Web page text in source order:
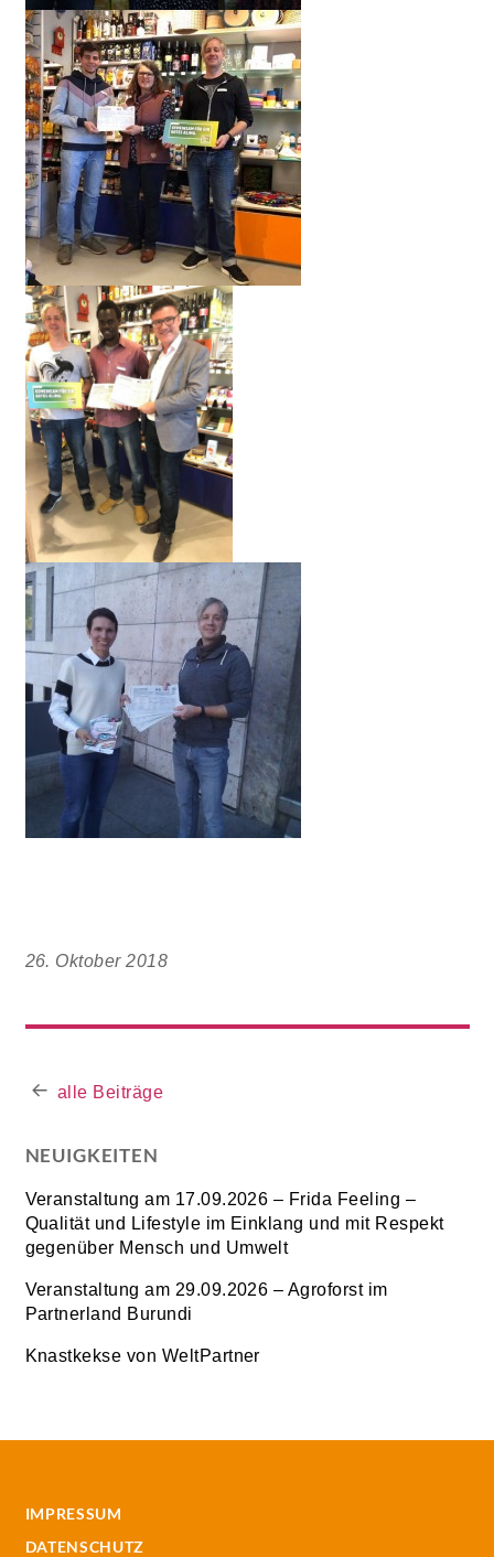
26. Oktober 2018
alle Beiträge
NEUIGKEITEN
Veranstaltung am 17.09.2026 – Frida Feeling –
Qualität und Lifestyle im Einklang und mit Respekt
gegenüber Mensch und Umwelt
Veranstaltung am 29.09.2026 – Agroforst im
Partnerland Burundi
Knastkekse von WeltPartner
IMPRESSUM
DATENSCHUTZ